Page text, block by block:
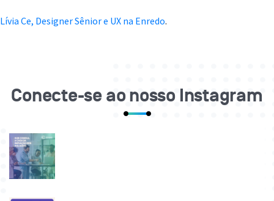
Lívia Ce, Designer Sênior e UX na Enredo.
Conecte-se ao nosso Instagram